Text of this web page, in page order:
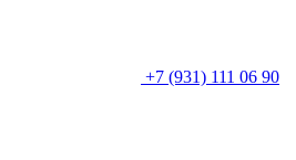
+7 (931) 111 06 90